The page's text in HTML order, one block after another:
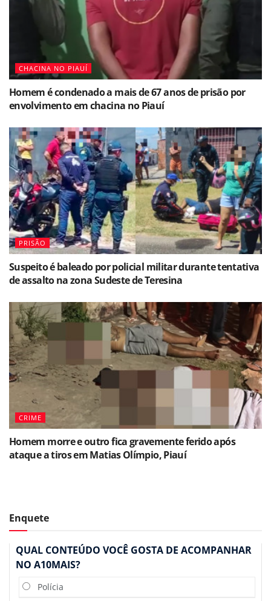
CHACINA NO PIAUÍ
Homem é condenado a mais de 67 anos de prisão por
envolvimento em chacina no Piauí
PRISÃO
Suspeito é baleado por policial militar durante tentativa
de assalto na zona Sudeste de Teresina
CRIME
Homem morre e outro fica gravemente ferido após
ataque a tiros em Matias Olímpio, Piauí
Enquete
QUAL CONTEÚDO VOCÊ GOSTA DE ACOMPANHAR
NO A10MAIS?
Polícia